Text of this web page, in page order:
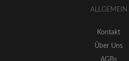
ALLGEMEIN
Kontakt
Über Uns
AGBs